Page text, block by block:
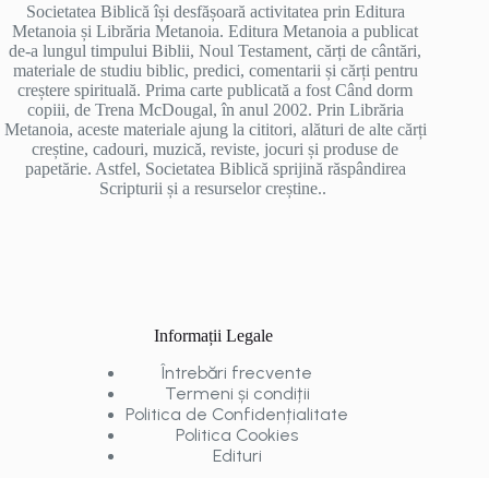
Societatea Biblică își desfășoară activitatea prin Editura
Metanoia și Librăria Metanoia. Editura Metanoia a publicat
de-a lungul timpului Biblii, Noul Testament, cărți de cântări,
materiale de studiu biblic, predici, comentarii și cărți pentru
creștere spirituală. Prima carte publicată a fost Când dorm
copiii, de Trena McDougal, în anul 2002. Prin Librăria
Metanoia, aceste materiale ajung la cititori, alături de alte cărți
creștine, cadouri, muzică, reviste, jocuri și produse de
papetărie. Astfel, Societatea Biblică sprijină răspândirea
Scripturii și a resurselor creștine..
Informații Legale
Întrebări frecvente
Termeni și condiții
Politica de Confidențialitate
Politica Cookies
Edituri